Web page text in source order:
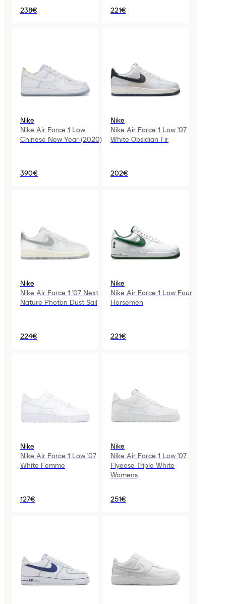
238€ 221€
Nike
Nike Air Force 1 Low
Chinese New Year (2020)
390€
Nike
Nike Air Force 1 Low '07
White Obsidian Fir
202€
Nike
Nike Air Force 1 '07 Next
Nature Photon Dust Sail
224€
Nike
Nike Air Force 1 Low Four
Horsemen
221€
Nike
Nike Air Force 1 Low '07
White Femme
127€
Nike
Nike Air Force 1 Low '07
Flyease Triple White
Womens
251€